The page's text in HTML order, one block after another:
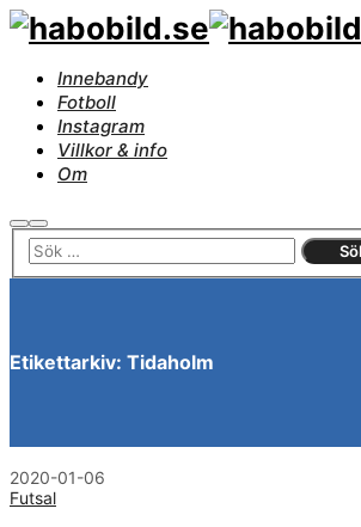
Innebandy
Fotboll
Instagram
Villkor & info
Om
SökHuvudmeny
Etikettarkiv: Tidaholm
2020-01-06
Futsal